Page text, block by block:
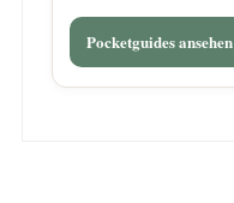
Pocketguides ansehen